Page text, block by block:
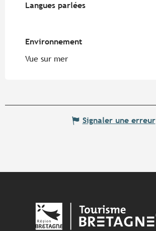
Langues parlées
Langues parlées
Environnement
Environnement
Vue sur mer
Signaler une erreur